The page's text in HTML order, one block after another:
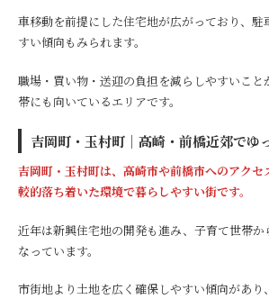
車移動を前提にした住宅地が広がっており、駐
すい傾向もみられます。
職場・買い物・送迎の負担を減らしやすいこ
帯にも向いているエリアです。
吉岡町・玉村町｜高崎・前橋近郊でゆ
吉岡町・玉村町は、高崎市や前橋市へのアク
較的落ち着いた環境で暮らしやすい街です。
近年は新興住宅地の開発も進み、子育て世帯か
なっています。
市街地より土地を広く確保しやすい傾向があり